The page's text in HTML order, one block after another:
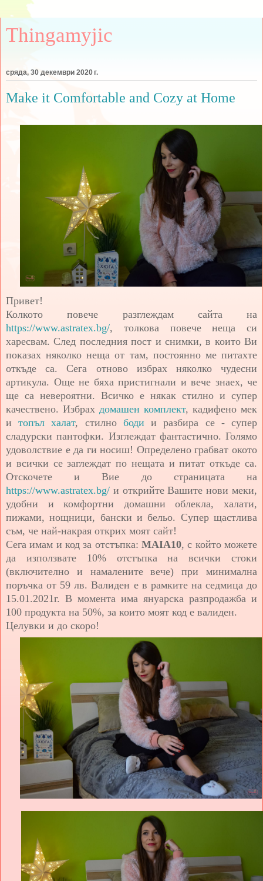
Thingamyjic
сряда, 30 декември 2020 г.
Make it Comfortable and Cozy at Home
Привет!
Колкото повече разглеждам сайта на
https://www.astratex.bg/, толкова повече неща си
харесвам. След последния пост и снимки, в които Ви
показах няколко неща от там, постоянно ме питахте
откъде са. Сега отново избрах няколко чудесни
артикула. Още не бяха пристигнали и вече знаех, че
ще са невероятни. Всичко е някак стилно и супер
качествено. Избрах домашен комплект, кадифено мек
итопъл халат, стилно боди и разбира се - супер
сладурски пантофки. Изглеждат фантастично. Голямо
удоволствие е да ги носиш! Определено грабват окото
и всички се заглеждат по нещата и питат откъде са.
Отскочете и Вие до страницата на
https://www.astratex.bg/ и открийте Вашите нови меки,
удобни и комфортни домашни облекла, халати,
пижами, нощници, бански и бельо. Супер щастлива
съм, че най-накрая открих моят сайт!
Сега имам и код за отстъпка: MAIA10, с който можете
да използвате 10% отстъпка на всички стоки
(включително и намалените вече) при минимална
поръчка от 59 лв. Валиден е в рамките на седмица до
15.01.2021г. В момента има януарска разпродажба и
100 продукта на 50%, за които моят код е валиден.
Целувки и до скоро!